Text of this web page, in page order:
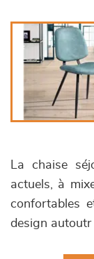
La chaise
actuels, à
confortables
design autoutr